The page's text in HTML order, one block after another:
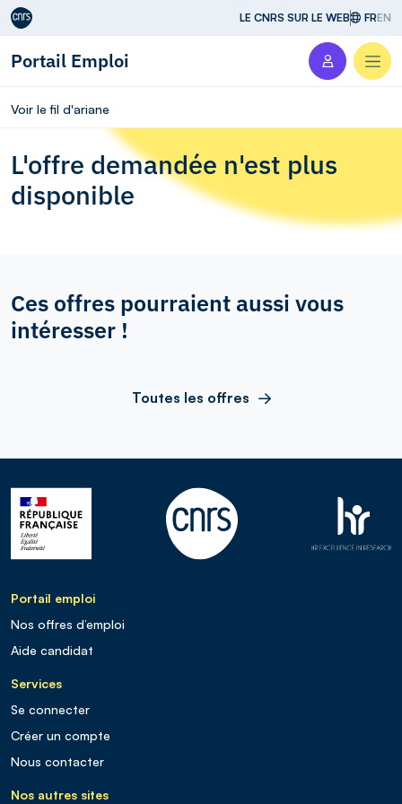
Aller au contenu LE CNRS SUR LE WEB FREN
Portail Emploi
Voir le fil d'ariane
L'offre demandée n'est plus
disponible
Ces offres pourraient aussi vous
intéresser !
Toutes les offres
Portail emploi
Nos offres d’emploi
Aide candidat
Services
Se connecter
Créer un compte
Nous contacter
Nos autres sites